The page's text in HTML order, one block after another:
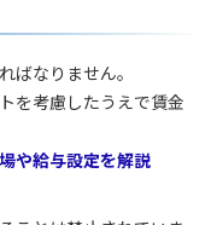
ばなりません。
を考慮したうえで賃金
や給与設定を解説